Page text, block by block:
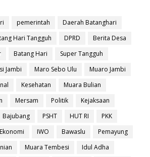
pemerintah
Daerah Batanghari
Hari Tangguh DPRD
Berita Desa
Batang Hari
Super Tangguh
Jambi Maro Sebo Ulu
Muaro Jambi
Kesehatan
Muara Bulian
Mersam Politik
Kejaksaan
Bajubang PSHT HUT RI
PKK
Ekonomi IWO Bawaslu
Pemayung
Muara Tembesi
Idul Adha